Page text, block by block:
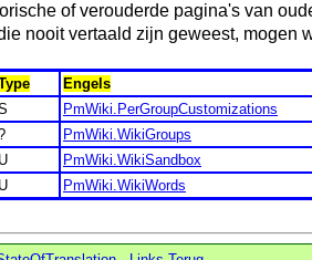
of verouderde pagina's van
nooit vertaald zijn geweest, mogen
Engels
PmWiki.PerGroupCustomizations
PmWiki.WikiGroups
U PmWiki.WikiSandbox
U PmWiki.WikiWords